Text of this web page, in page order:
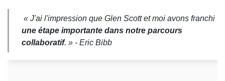
« J'ai l'impression que Glen Scott et moi avons franchi
une étape importante dans notre parcours
collaboratif. » - Eric Bibb